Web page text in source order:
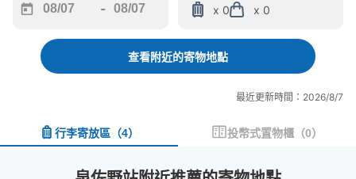
forward
interact
and
-
backward
interact
and
a
x 0 x 0
查看附近的寄物地點
最近更新時間：2026/8/7
行李寄放區 （4） 投幣式置物櫃 （0）